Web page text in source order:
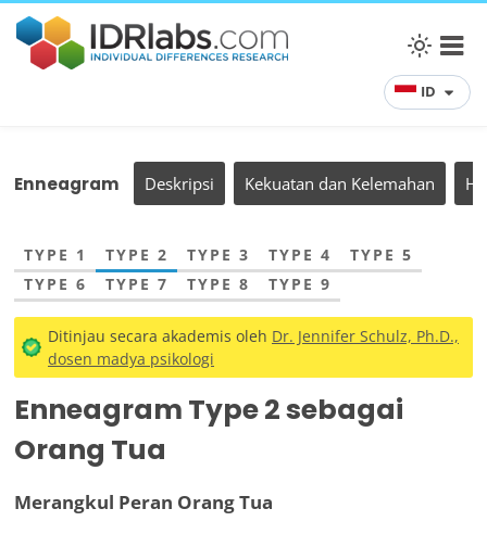
ID
Enneagram Deskripsi Kekuatan dan Kelemahan
TYPE 1 TYPE 2 TYPE 3 TYPE 4
TYPE 5
TYPE 6
TYPE 7 TYPE 8 TYPE 9
Ditinjau secara akademis oleh Dr. Jennifer Schulz, Ph.D.,
dosen madya psikologi
Enneagram Type 2 sebagai
Orang Tua
Merangkul Peran Orang Tua